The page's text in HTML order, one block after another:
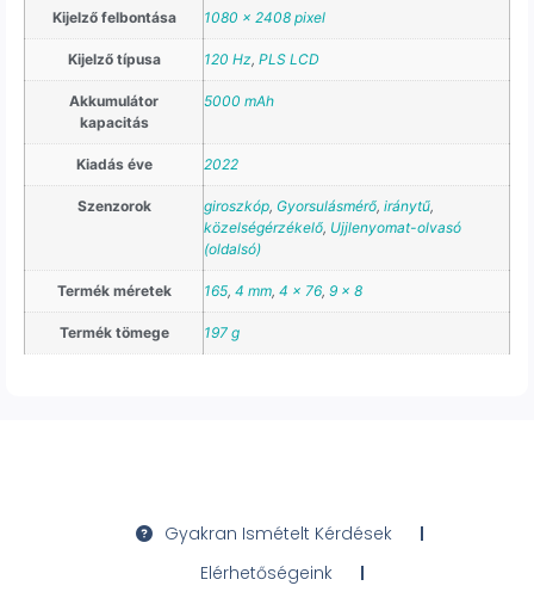
Kijelző felbontása 1080 x 2408 pixel
Kijelző típusa 120 Hz, PLS LCD
Akkumulátor
kapacitás
5000 mAh
Kiadás éve 2022
Szenzorok giroszkóp, Gyorsulásmérő, iránytű,
közelségérzékelő, Ujjlenyomat-olvasó
(oldalsó)
Termék méretek 165, 4 mm, 4 x 76, 9 x 8
Termék tömege 197 g
Gyakran Ismételt Kérdések
Elérhetőségeink